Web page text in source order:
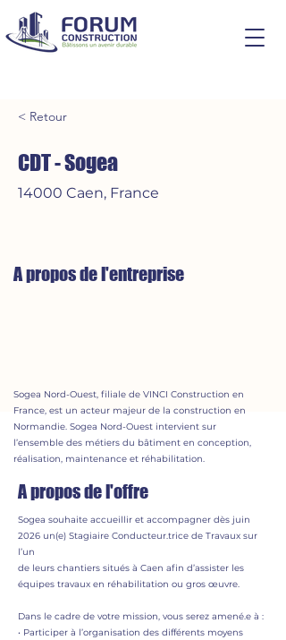
< Retour
CDT - Sogea
14000 Caen, France
A propos de l'entreprise
Sogea Nord-Ouest, filiale de VINCI Construction en
France, est un acteur majeur de la construction en
Normandie. Sogea Nord-Ouest intervient sur
l’ensemble des métiers du bâtiment en conception,
réalisation, maintenance et réhabilitation.
A propos de l'offre
Sogea souhaite accueillir et accompagner dès juin
2026 un(e) Stagiaire Conducteur.trice de Travaux sur
l’un
de leurs chantiers situés à Caen afin d’assister les
équipes travaux en réhabilitation ou gros œuvre.
Dans le cadre de votre mission, vous serez amené.e à :
• Participer à l’organisation des différents moyens